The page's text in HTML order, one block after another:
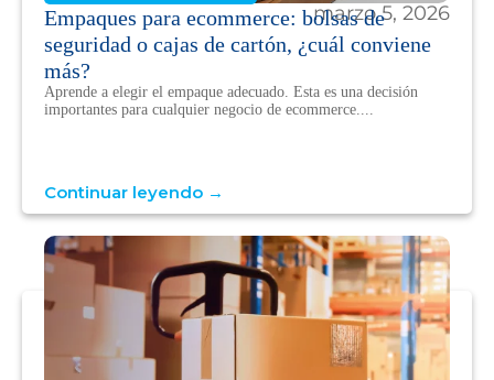
marzo 5, 2026
Empaques para ecommerce: bolsas de
seguridad o cajas de cartón, ¿cuál conviene
más?
Aprende a elegir el empaque adecuado. Esta es una decisión
importantes para cualquier negocio de ecommerce....
Continuar leyendo →